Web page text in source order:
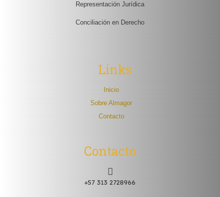
Representación Jurídica
Conciliación en Derecho
Links
Inicio
Sobre Almagor
Contacto
Contacto
+57 313 2728966